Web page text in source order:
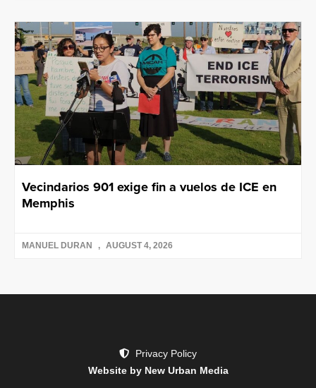
Vecindarios 901 exige fin a vuelos de ICE en
Memphis
MANUEL DURAN AUGUST 4, 2026
Privacy Policy
Website by New Urban Media